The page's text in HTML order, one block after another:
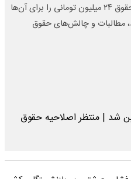
حالی که تشکل‌های کارگری دست‌کم حقوق ۲۴ میلیون تومانی را برای آن‌ها
مطالبات و چالش‌های حقوق